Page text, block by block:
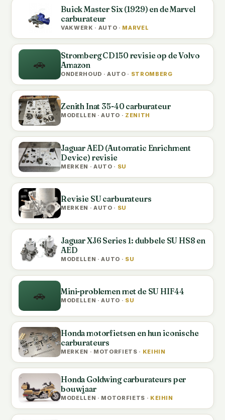
Buick Master Six (1929) en de Marvel
carburateur
VAKWERK · AUTO · MARVEL
🚗
Stromberg CD150 revisie op de Volvo
Amazon
ONDERHOUD · AUTO · STROMBERG
Zenith Inat 35-40 carburateur
MODELLEN · AUTO · ZENITH
Jaguar AED (Automatic Enrichment
Device) revisie
MERKEN · AUTO · SU
Revisie SU carburateurs
MERKEN · AUTO · SU
Jaguar XJ6 Series 1: dubbele SU HS8 en
AED
MODELLEN · AUTO · SU
🚗 Mini-problemen met de SU HIF44
MODELLEN · AUTO · SU
Honda motorfietsen en hun iconische
carburateurs
MERKEN · MOTORFIETS · KEIHIN
Honda Goldwing carburateurs per
bouwjaar
MODELLEN · MOTORFIETS · KEIHIN